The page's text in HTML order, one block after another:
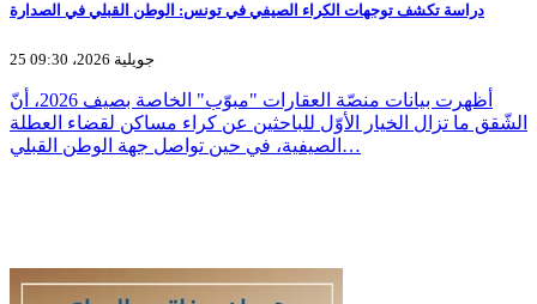
دراسة تكشف توجهات الكراء الصيفي في تونس: الوطن القبلي في الصدارة
25 جويلية 2026، 09:30
أظهرت بيانات منصّة العقارات "مبوّب" الخاصة بصيف 2026، أنّ
الشّقق ما تزال الخيار الأوّل للباحثين عن كراء مساكن لقضاء العطلة
الصيفية، في حين تواصل جهة الوطن القبلي…